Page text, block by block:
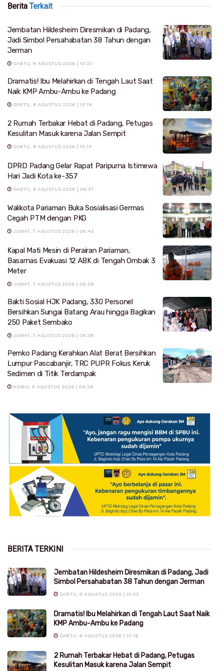
Berita Terkait
Jembatan Hildesheim Diresmikan di Padang,
Jadi Simbol Persahabatan 38 Tahun dengan
Jerman
SABTU, 8 AGUSTUS 2026 | 10:23
Dramatis! Ibu Melahirkan di Tengah Laut Saat
Naik KMP Ambu-Ambu ke Padang
SABTU, 8 AGUSTUS 2026 | 10:19
2 Rumah Terbakar Hebat di Padang, Petugas
Kesulitan Masuk karena Jalan Sempit
SABTU, 8 AGUSTUS 2026 | 10:14
DPRD Padang Gelar Rapat Paripurna Istimewa
Hari Jadi Kota ke-357
SABTU, 8 AGUSTUS 2026 | 06:37
Walikota Pariaman Buka Sosialisasi Germas
Cegah PTM dengan PKG
JUMAT, 7 AGUSTUS 2026 | 06:43
Kapal Mati Mesin di Perairan Pariaman,
Basarnas Evakuasi 12 ABK di Tengah Ombak 3
Meter
JUMAT, 7 AGUSTUS 2026 | 06:39
Bakti Sosial HJK Padang, 330 Personel
Bersihkan Sungai Batang Arau hingga Bagikan
250 Paket Sembako
JUMAT, 7 AGUSTUS 2026 | 06:38
Pemko Padang Kerahkan Alat Berat Bersihkan
Lumpur Pascabanjir, TRC PUPR Fokus Keruk
Sedimen di Titik Terdampak
KAMIS, 6 AGUSTUS 2026 | 06:28
BERITA TERKINI
Jembatan Hildesheim Diresmikan di Padang, Jadi
Simbol Persahabatan 38 Tahun dengan Jerman
SABTU, 8 AGUSTUS 2026 | 10:23
Dramatis! Ibu Melahirkan di Tengah Laut Saat Naik
KMP Ambu-Ambu ke Padang
SABTU, 8 AGUSTUS 2026 | 10:19
2 Rumah Terbakar Hebat di Padang, Petugas
Kesulitan Masuk karena Jalan Sempit